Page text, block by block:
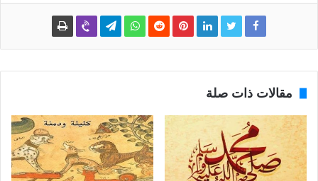
مقالات ذات صلة